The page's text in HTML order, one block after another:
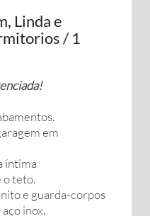
Linda e
/ 1
em
íntima
o teto.
e guarda-corpos
inox.